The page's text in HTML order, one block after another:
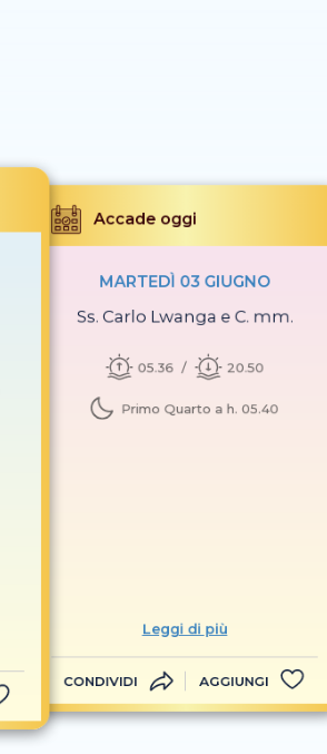
Accade oggi
MARTEDÌ 03 GIUGNO
Ss. Carlo Lwanga e C. mm.
05.36 20.50
Primo Quarto a h. 05.40
Leggi di più
CONDIVIDI AGGIUNGI